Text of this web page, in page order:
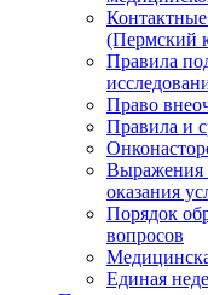
(Пермский
Правила
Право
Правила и
Выражения
оказания
Порядок
вопросов
Единая